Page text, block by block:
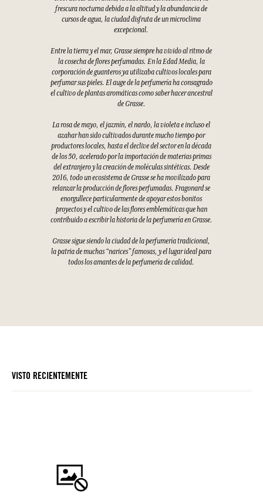
frescura nocturna debida a la altitud y la abundancia de
cursos de agua, la ciudad disfruta de un microclima
excepcional.
Entre la tierra y el mar, Grasse siempre ha vivido al ritmo de
la cosecha de flores perfumadas. En la Edad Media, la
corporación de guanteros ya utilizaba cultivos locales para
perfumar sus pieles. El auge de la perfumería ha consagrado
el cultivo de plantas aromáticas como saber hacer ancestral
de Grasse.
La rosa de mayo, el jazmín, el nardo, la violeta e incluso el
azahar han sido cultivados durante mucho tiempo por
productores locales, hasta el declive del sector en la década
de los 50, acelerado por la importación de materias primas
del extranjero y la creación de moléculas sintéticas. Desde
2016, todo un ecosistema de Grasse se ha movilizado para
relanzar la producción de flores perfumadas. Fragonard se
enorgullece particularmente de apoyar estos bonitos
proyectos y el cultivo de las flores emblemáticas que han
contribuido a escribir la historia de la perfumería en Grasse.
Grasse sigue siendo la ciudad de la perfumería tradicional,
la patria de muchas “narices” famosas, y el lugar ideal para
todos los amantes de la perfumería de calidad.
VISTO RECIENTEMENTE